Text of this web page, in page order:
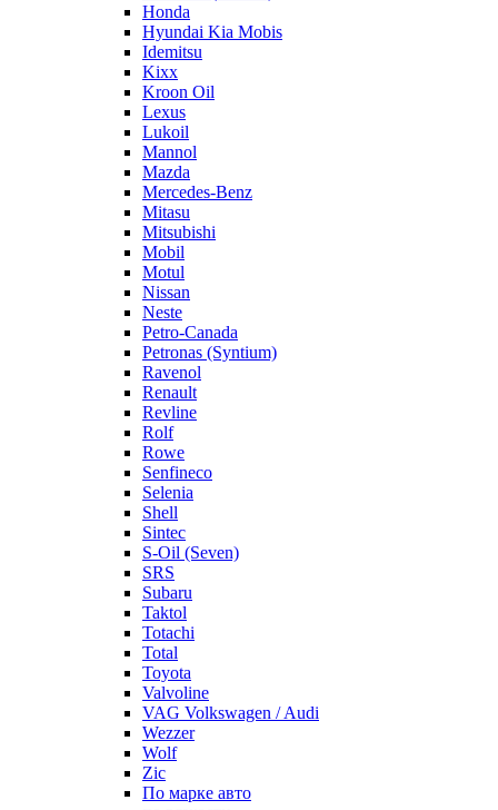
Honda
Hyundai Kia Mobis
Idemitsu
Kixx
Kroon Oil
Lexus
Lukoil
Mannol
Mazda
Mercedes-Benz
Mitasu
Mitsubishi
Mobil
Motul
Nissan
Neste
Petro-Canada
Petronas (Syntium)
Ravenol
Renault
Revline
Rolf
Rowe
Senfineco
Selenia
Shell
Sintec
S-Oil (Seven)
SRS
Subaru
Taktol
Totachi
Total
Toyota
Valvoline
VAG Volkswagen / Audi
Wezzer
Wolf
Zic
По марке авто